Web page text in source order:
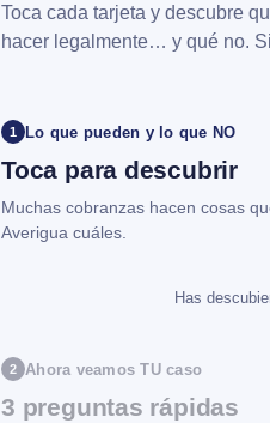
Toca cada tarjeta y descubre
hacer legalmente… y qué no.
1 Lo que pueden y lo que NO
Toca para descubrir
Muchas cobranzas hacen cosas
Averigua cuáles.
Has
2 Ahora veamos TU caso
3 preguntas rápidas